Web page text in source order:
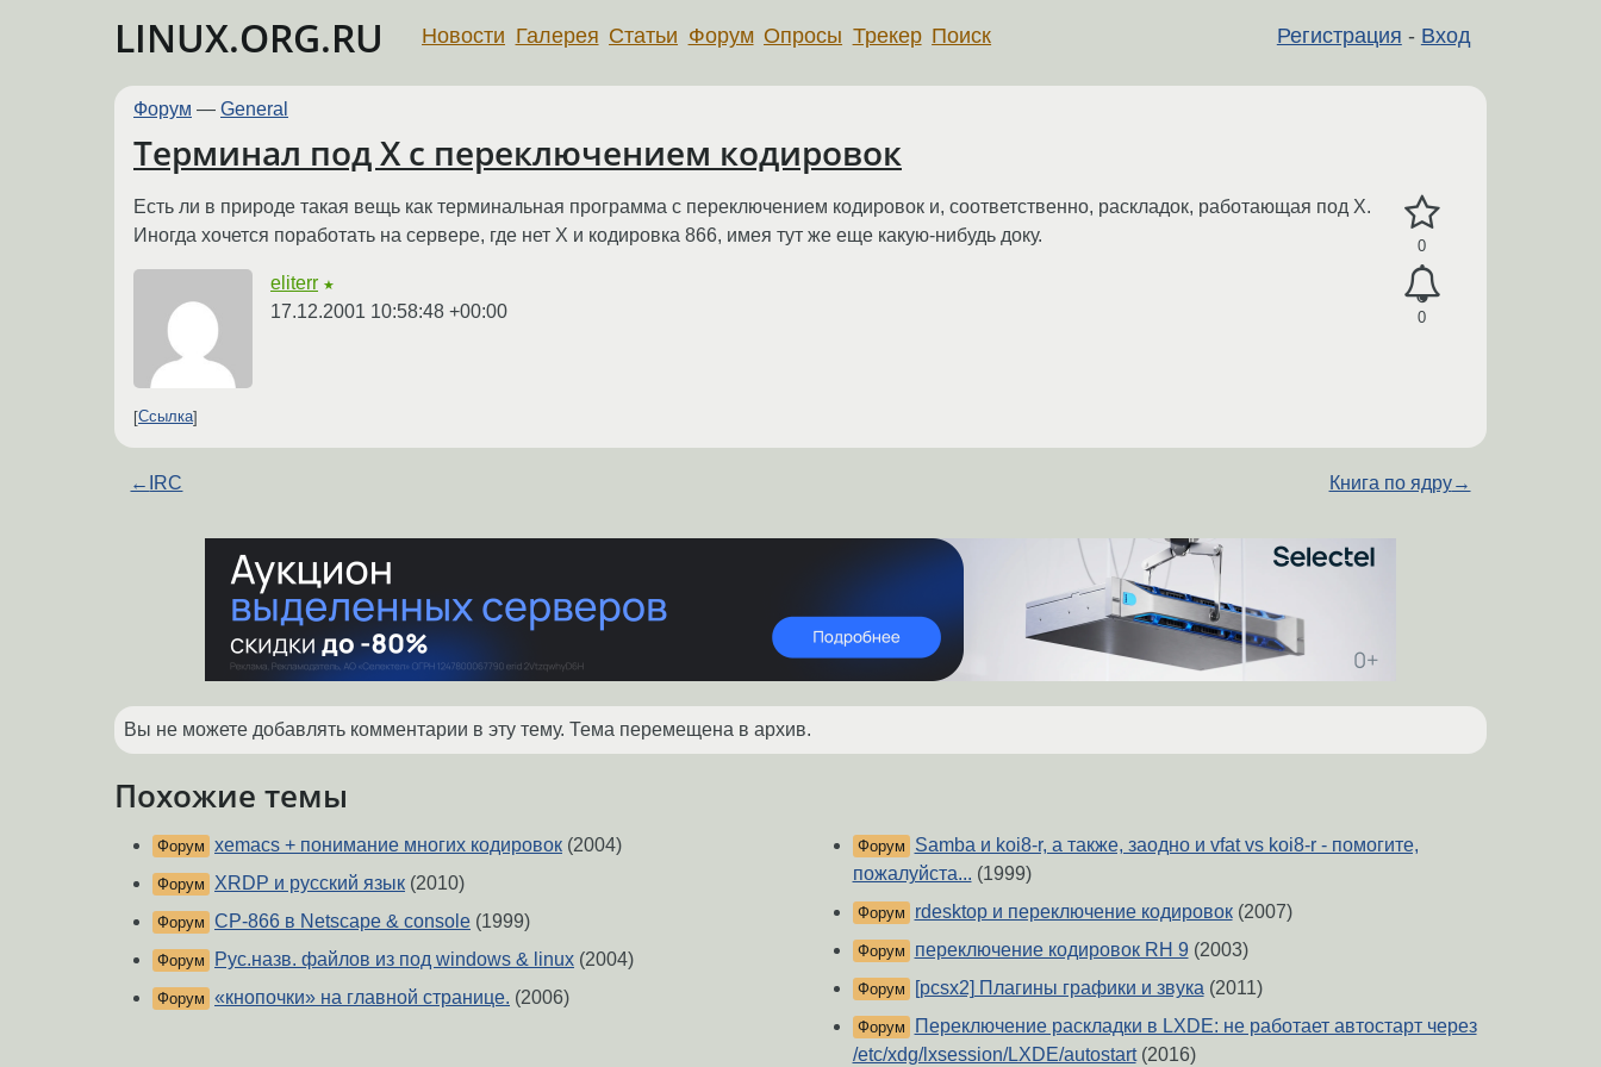
LINUX.ORG.RU Регистрация - Вход
Новости Галерея Статьи Форум Опросы Трекер Поиск
Форум — General
Терминал под X с переключением кодировок
0
0
Есть ли в природе такая вещь как терминальная программа с переключением кодировок и, соответственно, раскладок, работающая под X.
Иногда хочется поработать на сервере, где нет X и кодировка 866, имея тут же еще какую-нибудь доку.
eliterr ★
17.12.2001 10:58:48 +00:00
Ссылка
← IRC Книга по ядру→
Вы не можете добавлять комментарии в эту тему. Тема перемещена в архив.
Похожие темы
Форум xemacs + понимание многих кодировок (2004)
Форум XRDP и русский язык (2010)
Форум CP-866 в Netscape & console (1999)
Форум Рус.назв. файлов из под windows & linux (2004)
Форум «кнопочки» на главной странице. (2006)
Форум
Samba и koi8-r, а также, заодно и vfat vs koi8-r - помогите,
пожалуйста... (1999)
Форум rdesktop и переключение кодировок(2007)
Форум переключение кодировок RH 9 (2003)
Форум [pcsx2] Плагины графики и звука(2011)
Форум
Переключение раскладки в LXDE: не работает автостарт через
/etc/xdg/lxsession/LXDE/autostart(2016)